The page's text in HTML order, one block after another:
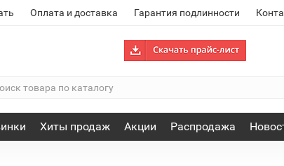
Оплата и доставка Гарантия подлинности
Хиты продаж Акции Распродажа